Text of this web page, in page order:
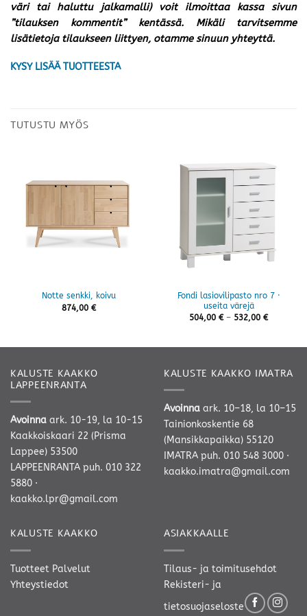
väri tai haluttu jalkamalli) voit ilmoittaa kassa sivun
”tilauksen kommentit” kentässä. Mikäli tarvitsemme
lisätietoja tilaukseen liittyen, otamme sinuun yhteyttä.
KYSY LISÄÄ TUOTTEESTA
TUTUSTU MYÖS
Notte senkki, koivu
874,00 €
Fondi lasiovilipasto nro 7 ·
useita värejä
504,00 € – 532,00 €
KALUSTE KAAKKO
LAPPEENRANTA
Avoinna ark. 10-19, la 10-15
Kaakkoiskaari 22 (Prisma
Lappee) 53500
LAPPEENRANTA puh. 010 322
5880 ·
kaakko.lpr@gmail.com
KALUSTE KAAKKO IMATRA
Avoinna ark. 10–18, la 10–15
Tainionkoskentie 68
(Mansikkapaikka) 55120
IMATRA puh. 010 548 3000 ·
kaakko.imatra@gmail.com
KALUSTE KAAKKO
Tuotteet Palvelut
Yhteystiedot
ASIAKKAALLE
Tilaus- ja toimitusehdot
Rekisteri- ja
tietosuojaseloste